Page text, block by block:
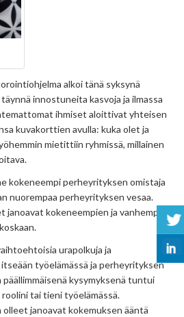
alkoi tänä syksynä
innostuneita kasvoja ja ilmassa
ihmiset aloittivat yhteisen
kuvakorttien avulla: kuka olet ja
mietittiin ryhmissä, millainen
kokeneempi perheyrityksen omistaja
nuorempaa perheyrityksen vesaa.
kokeneempien ja vanhempien
urapolkuja ja
työelämässä ja perheyrityksen
kysymyksenä tuntui
tai tieni työelämässä.
olleet janoavat kokemuksen ääntä